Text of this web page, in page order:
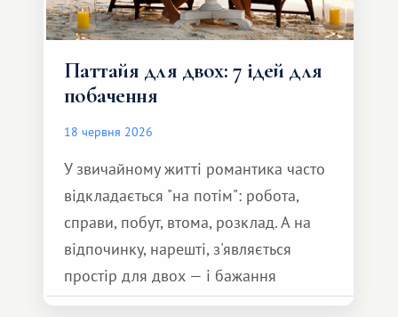
Паттайя для двох: 7 ідей для
побачення
18 червня 2026
У звичайному житті романтика часто
відкладається "на потім": робота,
справи, побут, втома, розклад. А на
відпочинку, нарешті, з'являється
простір для двох — і бажання
зробити для близької людини щось